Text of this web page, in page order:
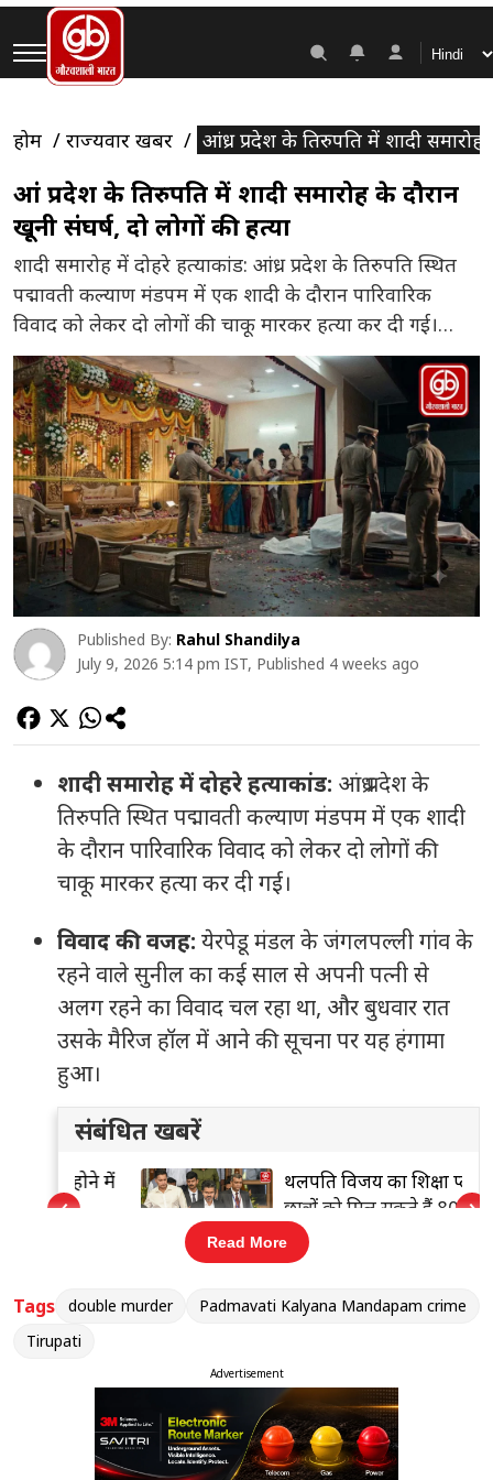
होम राज्यवार खबरें आंध्र प्रदेश के तिरुपति में शादी समारोह
आंध्र प्रदेश के तिरुपति में शादी समारोह के दौरान
खूनी संघर्ष, दो लोगों की हत्या
शादी समारोह में दोहरे हत्याकांड: आंध्र प्रदेश के तिरुपति स्थित
पद्मावती कल्याण मंडपम में एक शादी के दौरान पारिवारिक
विवाद को लेकर दो लोगों की चाकू मारकर हत्या कर दी गई।
विवाद की वजह: येरपेडू मंडल के जंगलपल्ली गांव के रहने वाले
सुनील का कई साल से अपनी पत्नी से अलग रहने का विवाद चल
[…]
Published By: Rahul Shandilya
July 9, 2026 5:14 pm IST, Published 4 weeks ago
शादी समारोह में दोहरे हत्याकांड: आंध्र प्रदेश के
तिरुपति स्थित पद्मावती कल्याण मंडपम में एक शादी
के दौरान पारिवारिक विवाद को लेकर दो लोगों की
चाकू मारकर हत्या कर दी गई।
विवाद की वजह: येरपेडू मंडल के जंगलपल्ली गांव के
रहने वाले सुनील का कई साल से अपनी पत्नी से
अलग रहने का विवाद चल रहा था, और बुधवार रात
उसके मैरिज हॉल में आने की सूचना पर यह हंगामा
हुआ।
संबंधित खबरें
थलपति विजय का शिक्षा प्लान,
छात्रों को मिल सकते हैं 8000 रुपये
‹ ›
तुरंत कार्रवाई:
आरोपियों को पुलिस ने तिरुपति से बाहर निकलने से
पहले ही दबोच लिया और हिरासत में ले लिया है।
घटना का विवरण
Read More
Tags double murder
Padmavati Kalyana Mandapam crime
Tirupati
Advertisement